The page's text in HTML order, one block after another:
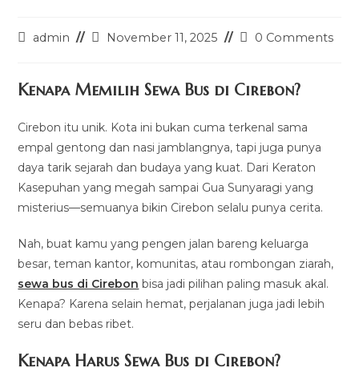
Postadmin
PostNovember 11, 2025
Post0 Comments
Kenapa Memilih Sewa Bus di Cirebon?
Cirebon itu unik. Kota ini bukan cuma terkenal sama
empal gentong dan nasi jamblangnya, tapi juga punya
daya tarik sejarah dan budaya yang kuat. Dari Keraton
Kasepuhan yang megah sampai Gua Sunyaragi yang
misterius—semuanya bikin Cirebon selalu punya cerita.
Nah, buat kamu yang pengen jalan bareng keluarga
besar, teman kantor, komunitas, atau rombongan ziarah,
sewa bus di Cirebon bisa jadi pilihan paling masuk akal.
Kenapa? Karena selain hemat, perjalanan juga jadi lebih
seru dan bebas ribet.
Kenapa Harus Sewa Bus di Cirebon?